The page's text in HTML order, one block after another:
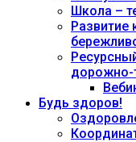
Школа –
Развитие
дорожно-
Будь здоров!